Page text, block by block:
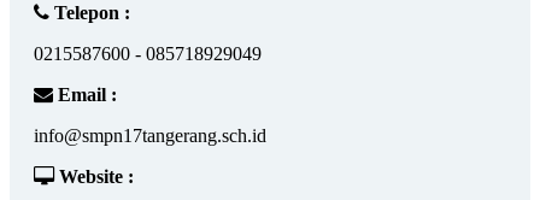
Telepon :
0215587600 - 085718929049
Email :
info@smpn17tangerang.sch.id
Website :